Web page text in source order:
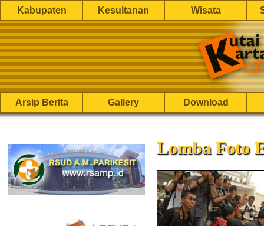
Kabupaten Kesultanan Wisata
Arsip Berita Gallery Download
Lomba Foto